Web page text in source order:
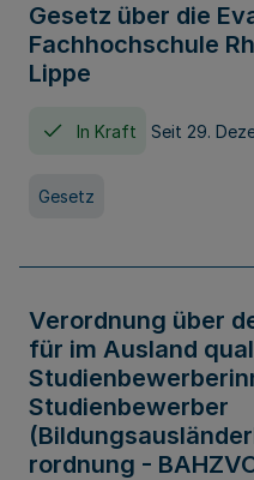
Gesetz über die
Fachhochschule
Lippe
In Kraft Seit 29.
Gesetz
Verordnung über
für im Ausland
Studienbewerber
rordnung -